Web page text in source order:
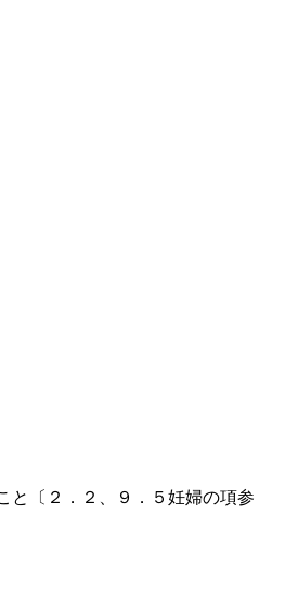
と〔２．２、９．５妊婦の項参